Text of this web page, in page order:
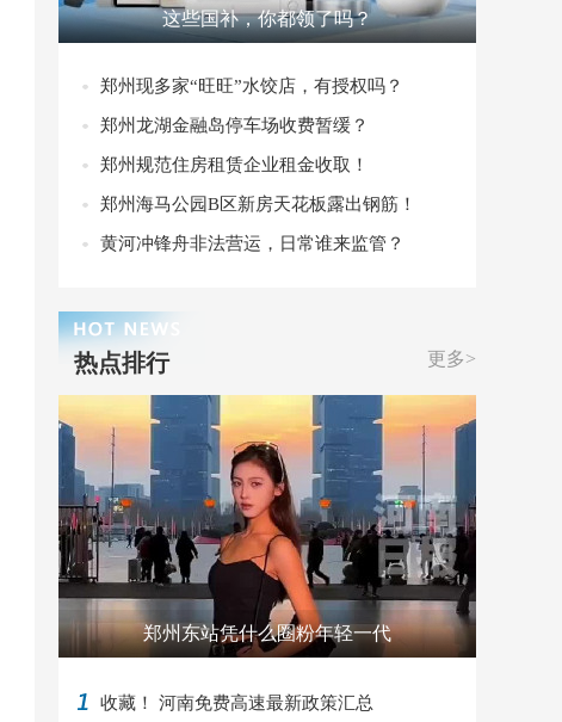
这些国补，你都领了吗？
郑州现多家“旺旺”水饺店，有授权吗？
郑州龙湖金融岛停车场收费暂缓？
郑州规范住房租赁企业租金收取！
郑州海马公园B区新房天花板露出钢筋！
黄河冲锋舟非法营运，日常谁来监管？
更多>
热点排行
郑州东站凭什么圈粉年轻一代
收藏！ 河南免费高速最新政策汇总